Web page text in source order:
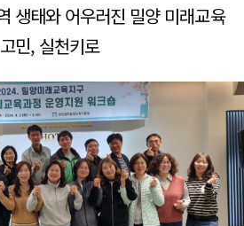
생태와 어우러진 밀양 미래교육
민, 실천키로